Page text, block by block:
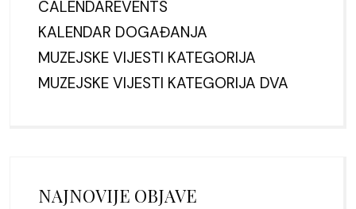
CALENDAREVENTS
KALENDAR DOGAĐANJA
MUZEJSKE VIJESTI KATEGORIJA
MUZEJSKE VIJESTI KATEGORIJA DVA
NAJNOVIJE OBJAVE